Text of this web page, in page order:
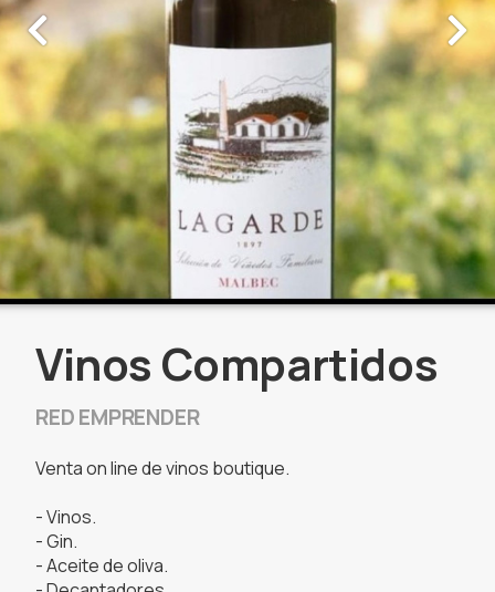
Vinos Compartidos
RED EMPRENDER
Venta on line de vinos boutique.
- Vinos.
- Gin.
- Aceite de oliva.